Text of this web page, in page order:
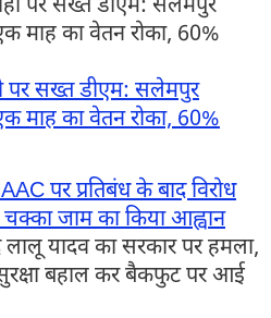
पर सख्त डीएम: सलेमपुर
माह का वेतन रोका, 60%
पर प्रतिबंध के बाद विरोध
जाम का किया आह्वान